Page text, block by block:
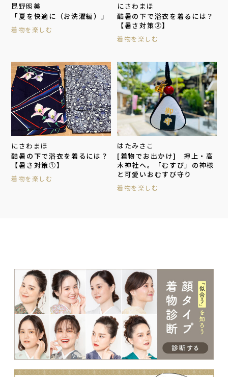
昆野照美
「夏を快適に（お洗濯編）」
着物を楽しむ
にさわまほ
酷暑の下で浴衣を着るには？
【暑さ対策②】
着物を楽しむ
にさわまほ
酷暑の下で浴衣を着るには？
【暑さ対策①】
着物を楽しむ
はたみさこ
[着物でお出かけ] 押上・高
木神社へ。「むすび」の神様
と可愛いおむすび守り
着物を楽しむ